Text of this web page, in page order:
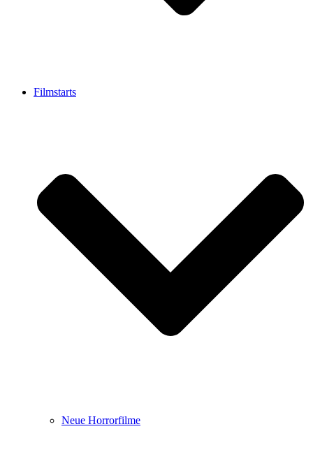
Filmstarts
Neue Horrorfilme